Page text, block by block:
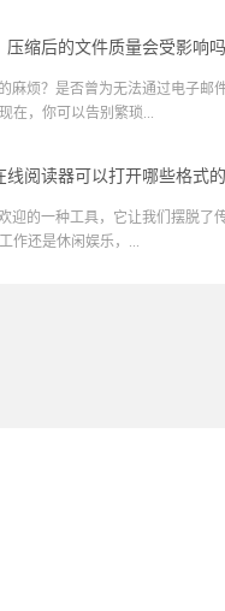
缩后的文件质量会受影响吗
麻烦？是否曾为无法通过电子邮
在，你可以告别繁琐...
阅读器可以打开哪些格式的
迎的一种工具，它让我们摆脱了
作还是休闲娱乐，...